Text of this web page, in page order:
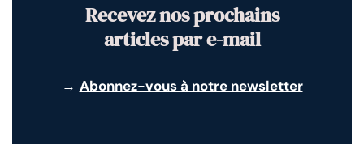
Recevez nos prochains
articles par e-mail
→ Abonnez-vous à notre newsletter